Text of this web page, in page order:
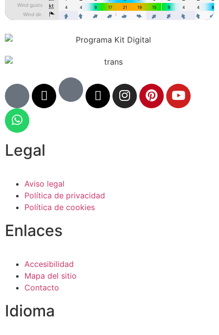
Legal
Aviso legal
Política de privacidad
Política de cookies
Enlaces
Accesibilidad
Mapa del sitio
Contacto
Idioma